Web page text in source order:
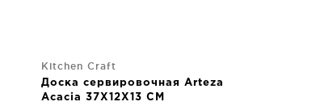
Kitchen Craft
Доска сервировочная Arteza
Acacia 37X12X13 CM